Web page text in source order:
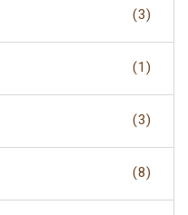
(3)
(1)
(3)
(8)